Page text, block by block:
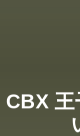
CBX 王